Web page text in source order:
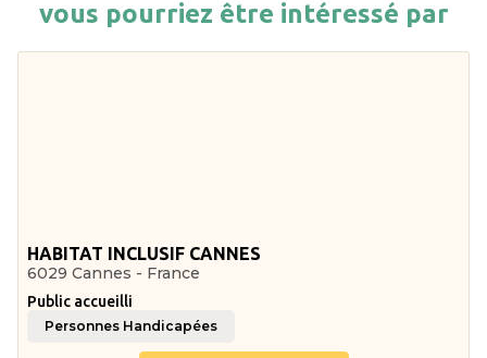
vous pourriez être intéressé par
HABITAT INCLUSIF CANNES
6029 Cannes - France
Public accueilli
Personnes Handicapées